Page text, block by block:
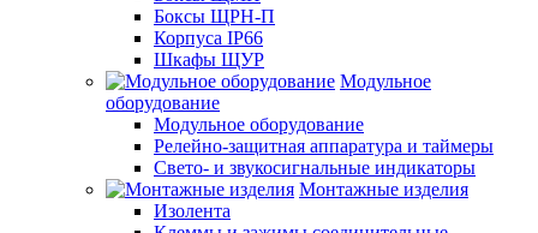
Боксы ЩРН-П
Корпуса IP66
Шкафы ЩУР
Модульное
оборудование
Модульное оборудование
Релейно-защитная аппаратура и таймеры
Свето- и звукосигнальные индикаторы
Монтажные изделия
Изолента